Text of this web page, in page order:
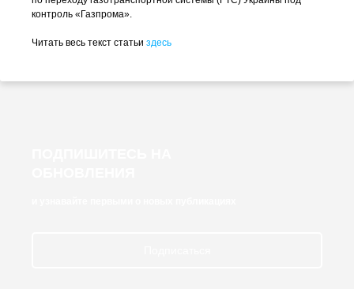
контроль «Газпрома».
Читать весь текст статьи здесь